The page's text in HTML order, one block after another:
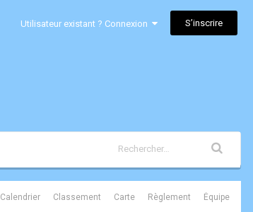
Utilisateur existant ? Connexion S’inscrire
Calendrier Classement Carte Règlement Équipe